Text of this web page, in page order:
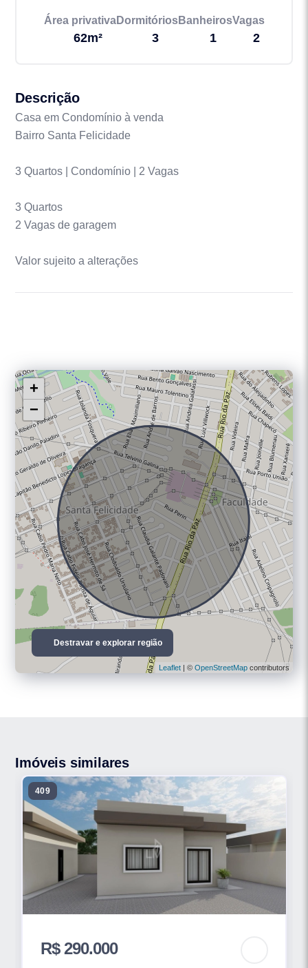
Área privativa
62m²
Dormitórios
3
Banheiros
1
Vagas
2
Descrição
Casa em Condomínio à venda
Bairro Santa Felicidade
3 Quartos | Condomínio | 2 Vagas
3 Quartos
2 Vagas de garagem
Valor sujeito a alterações
+
−
Leaflet| © OpenStreetMapcontributors
Destravar e explorar região
Imóveis similares
409
R$ 290.000